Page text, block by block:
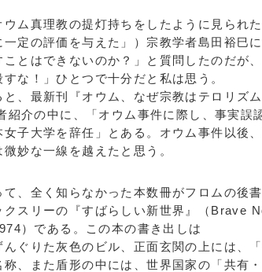
ム真理教の提灯持ちをしたように見られ
一定の評価を与えた」）宗教学者島田裕巳
とはできないのか？」と質問したのだが
な！」ひとつで十分だと私は思う。
、最新刊『オウム、なぜ宗教はテロリズ
紹介の中に、「オウム事件に際し、事実誤
子大学を辞任」とある。オウム事件以後
妙な一線を越えたと思う。
、全く知らなかった本数冊がフロムの後書
スリーの『すばらしい新世界』（Brave
）である。この本の書き出しは
ぐりた灰色のビル、正面玄関の上には、
、また盾形の中には、世界国家の「共有